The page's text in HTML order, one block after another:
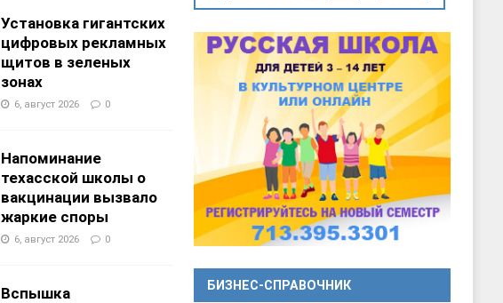
Установка гигантских
цифровых рекламных
щитов в зеленых
зонах
6, август 2026 0
Напоминание
техасской школы о
вакцинации вызвало
жаркие споры
6, август 2026 0
Вспышка
БИЗНЕС-СПРАВОЧНИК